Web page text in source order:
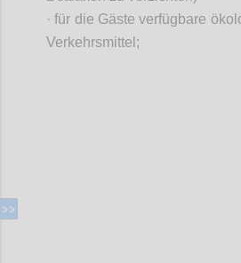
· für die Gäste verfügbare
Verkehrsmittel;